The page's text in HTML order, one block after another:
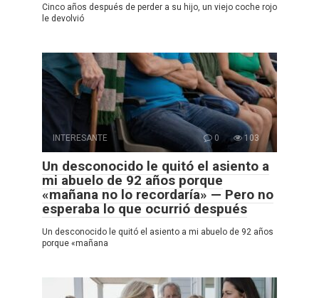
Cinco años después de perder a su hijo, un viejo coche rojo
le devolvió
INTERESANTE 0 103
Un desconocido le quitó el asiento a
mi abuelo de 92 años porque
«mañana no lo recordaría» — Pero no
esperaba lo que ocurrió después
Un desconocido le quitó el asiento a mi abuelo de 92 años
porque «mañana